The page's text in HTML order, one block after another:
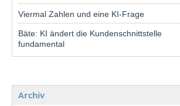
Viermal Zahlen und eine KI-Frage
Bäte: KI ändert die Kundenschnittstelle
fundamental
Archiv